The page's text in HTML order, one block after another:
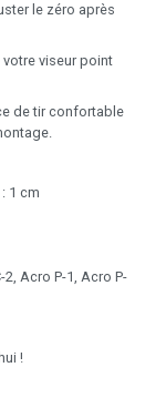
le zéro après
viseur point
de tir confortable
1 cm
Acro P-1, Acro P-
!